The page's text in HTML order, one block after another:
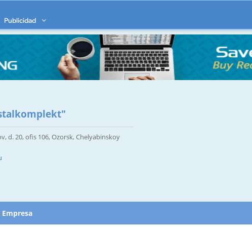
Publicidad
d. 20, ofis 106, Ozorsk, Chelyabinskoy